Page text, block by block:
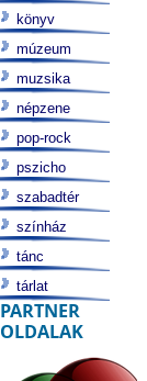
könyv
múzeum
muzsika
népzene
pop-rock
pszicho
szabadtér
színház
tánc
tárlat
PARTNER
OLDALAK